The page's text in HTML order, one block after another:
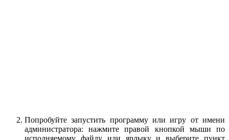
Попробуйте запустить программу или игру от имени
администратора: нажмите правой кнопкой мыши по
исполняемому файлу или ярлыку и выберите пункт